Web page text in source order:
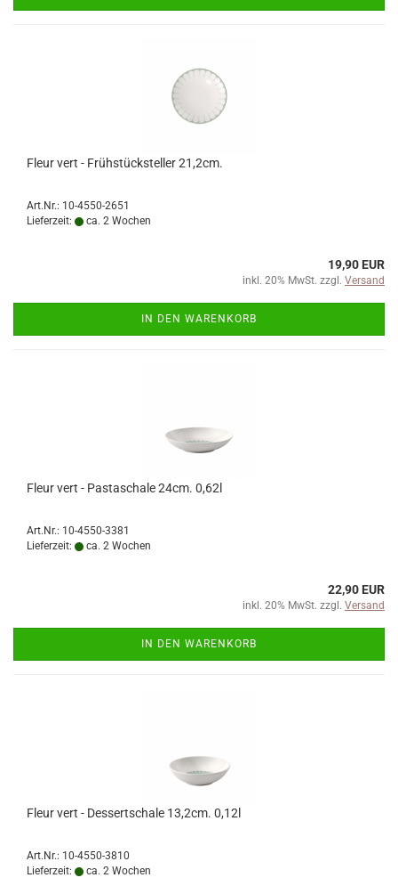
Fleur vert - Frühstücksteller 21,2cm.
Art.Nr.: 10-4550-2651
Lieferzeit:
ca. 2 Wochen
19,90 EUR
inkl. 20% MwSt. zzgl. Versand
IN DEN WARENKORB
Fleur vert - Pastaschale 24cm. 0,62l
Art.Nr.: 10-4550-3381
Lieferzeit:
ca. 2 Wochen
22,90 EUR
inkl. 20% MwSt. zzgl. Versand
IN DEN WARENKORB
Fleur vert - Dessertschale 13,2cm. 0,12l
Art.Nr.: 10-4550-3810
Lieferzeit:
ca. 2 Wochen